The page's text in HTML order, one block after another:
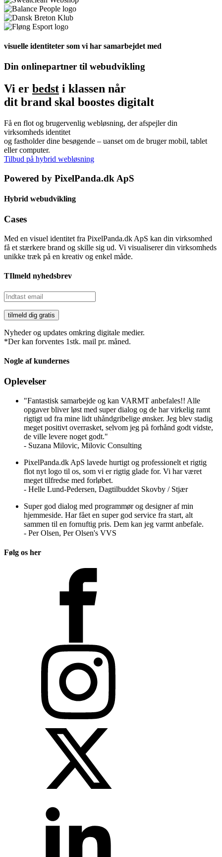
visuelle identiteter som vi har samarbejdet med
Din onlinepartner til webudvikling
Vi er bedst i klassen når
dit brand skal boostes digitalt
Få en flot og brugervenlig webløsning, der afspejler din
virksomheds identitet
og fastholder dine besøgende – uanset om de bruger mobil, tablet
eller computer.
Tilbud på hybrid webløsning
Powered by PixelPanda.dk ApS
Hybrid webudvikling
Cases
Med en visuel identitet fra PixelPanda.dk ApS kan din virksomhed
få et stærkere brand og skille sig ud. Vi visualiserer din virksomheds
unikke træk på en kreativ og enkel måde.
TIlmeld nyhedsbrev
Nyheder og updates omkring digitale medier.
*Der kan forventes 1stk. mail pr. måned.
Nogle af kundernes
Oplevelser
"Fantastisk samarbejde og kan VARMT anbefales!! Alle
opgaver bliver løst med super dialog og de har virkelig ramt
rigtigt ud fra mine lidt uhåndgribelige ønsker. Jeg blev stadig
meget positivt overrasket, selvom jeg på forhånd godt vidste,
de ville levere noget godt."
- Suzana Milovic, Milovic Consulting
PixelPanda.dk ApS lavede hurtigt og professionelt et rigtig
flot nyt logo til os, som vi er rigtig glade for. Vi har været
meget tilfredse med forløbet.
- Helle Lund-Pedersen, Dagtilbuddet Skovby / Stjær
Super god dialog med programmør og designer af min
hjemmeside. Har fået en super god service fra start, alt
sammen til en fornuftig pris. Dem kan jeg varmt anbefale.
- Per Olsen, Per Olsen's VVS
Følg os her